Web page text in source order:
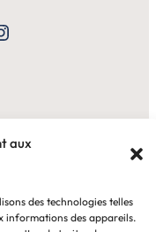
aux
des technologies telles
informations des appareils.